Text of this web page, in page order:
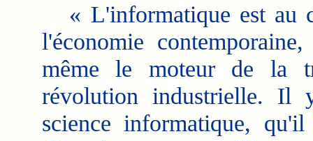
« L'informatique est au
l'économie
même le moteur de la
révolution industrielle. Il
science informatique,